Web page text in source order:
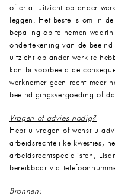
of er al uitzicht op ander
leggen. Het beste is om in
bepaling op te nemen
ondertekening van de
uitzicht op ander werk te
kan bijvoorbeeld de
werknemer geen recht meer
beëindigingsvergoeding of
Vragen of advies nodig?
Hebt u vragen of wenst u
arbeidsrechtelijke kwesties,
arbeidsrechtspecialisten,
bereikbaar via
Bronnen: